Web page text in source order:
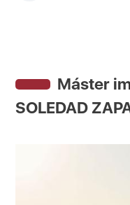
Máster
SOLEDAD